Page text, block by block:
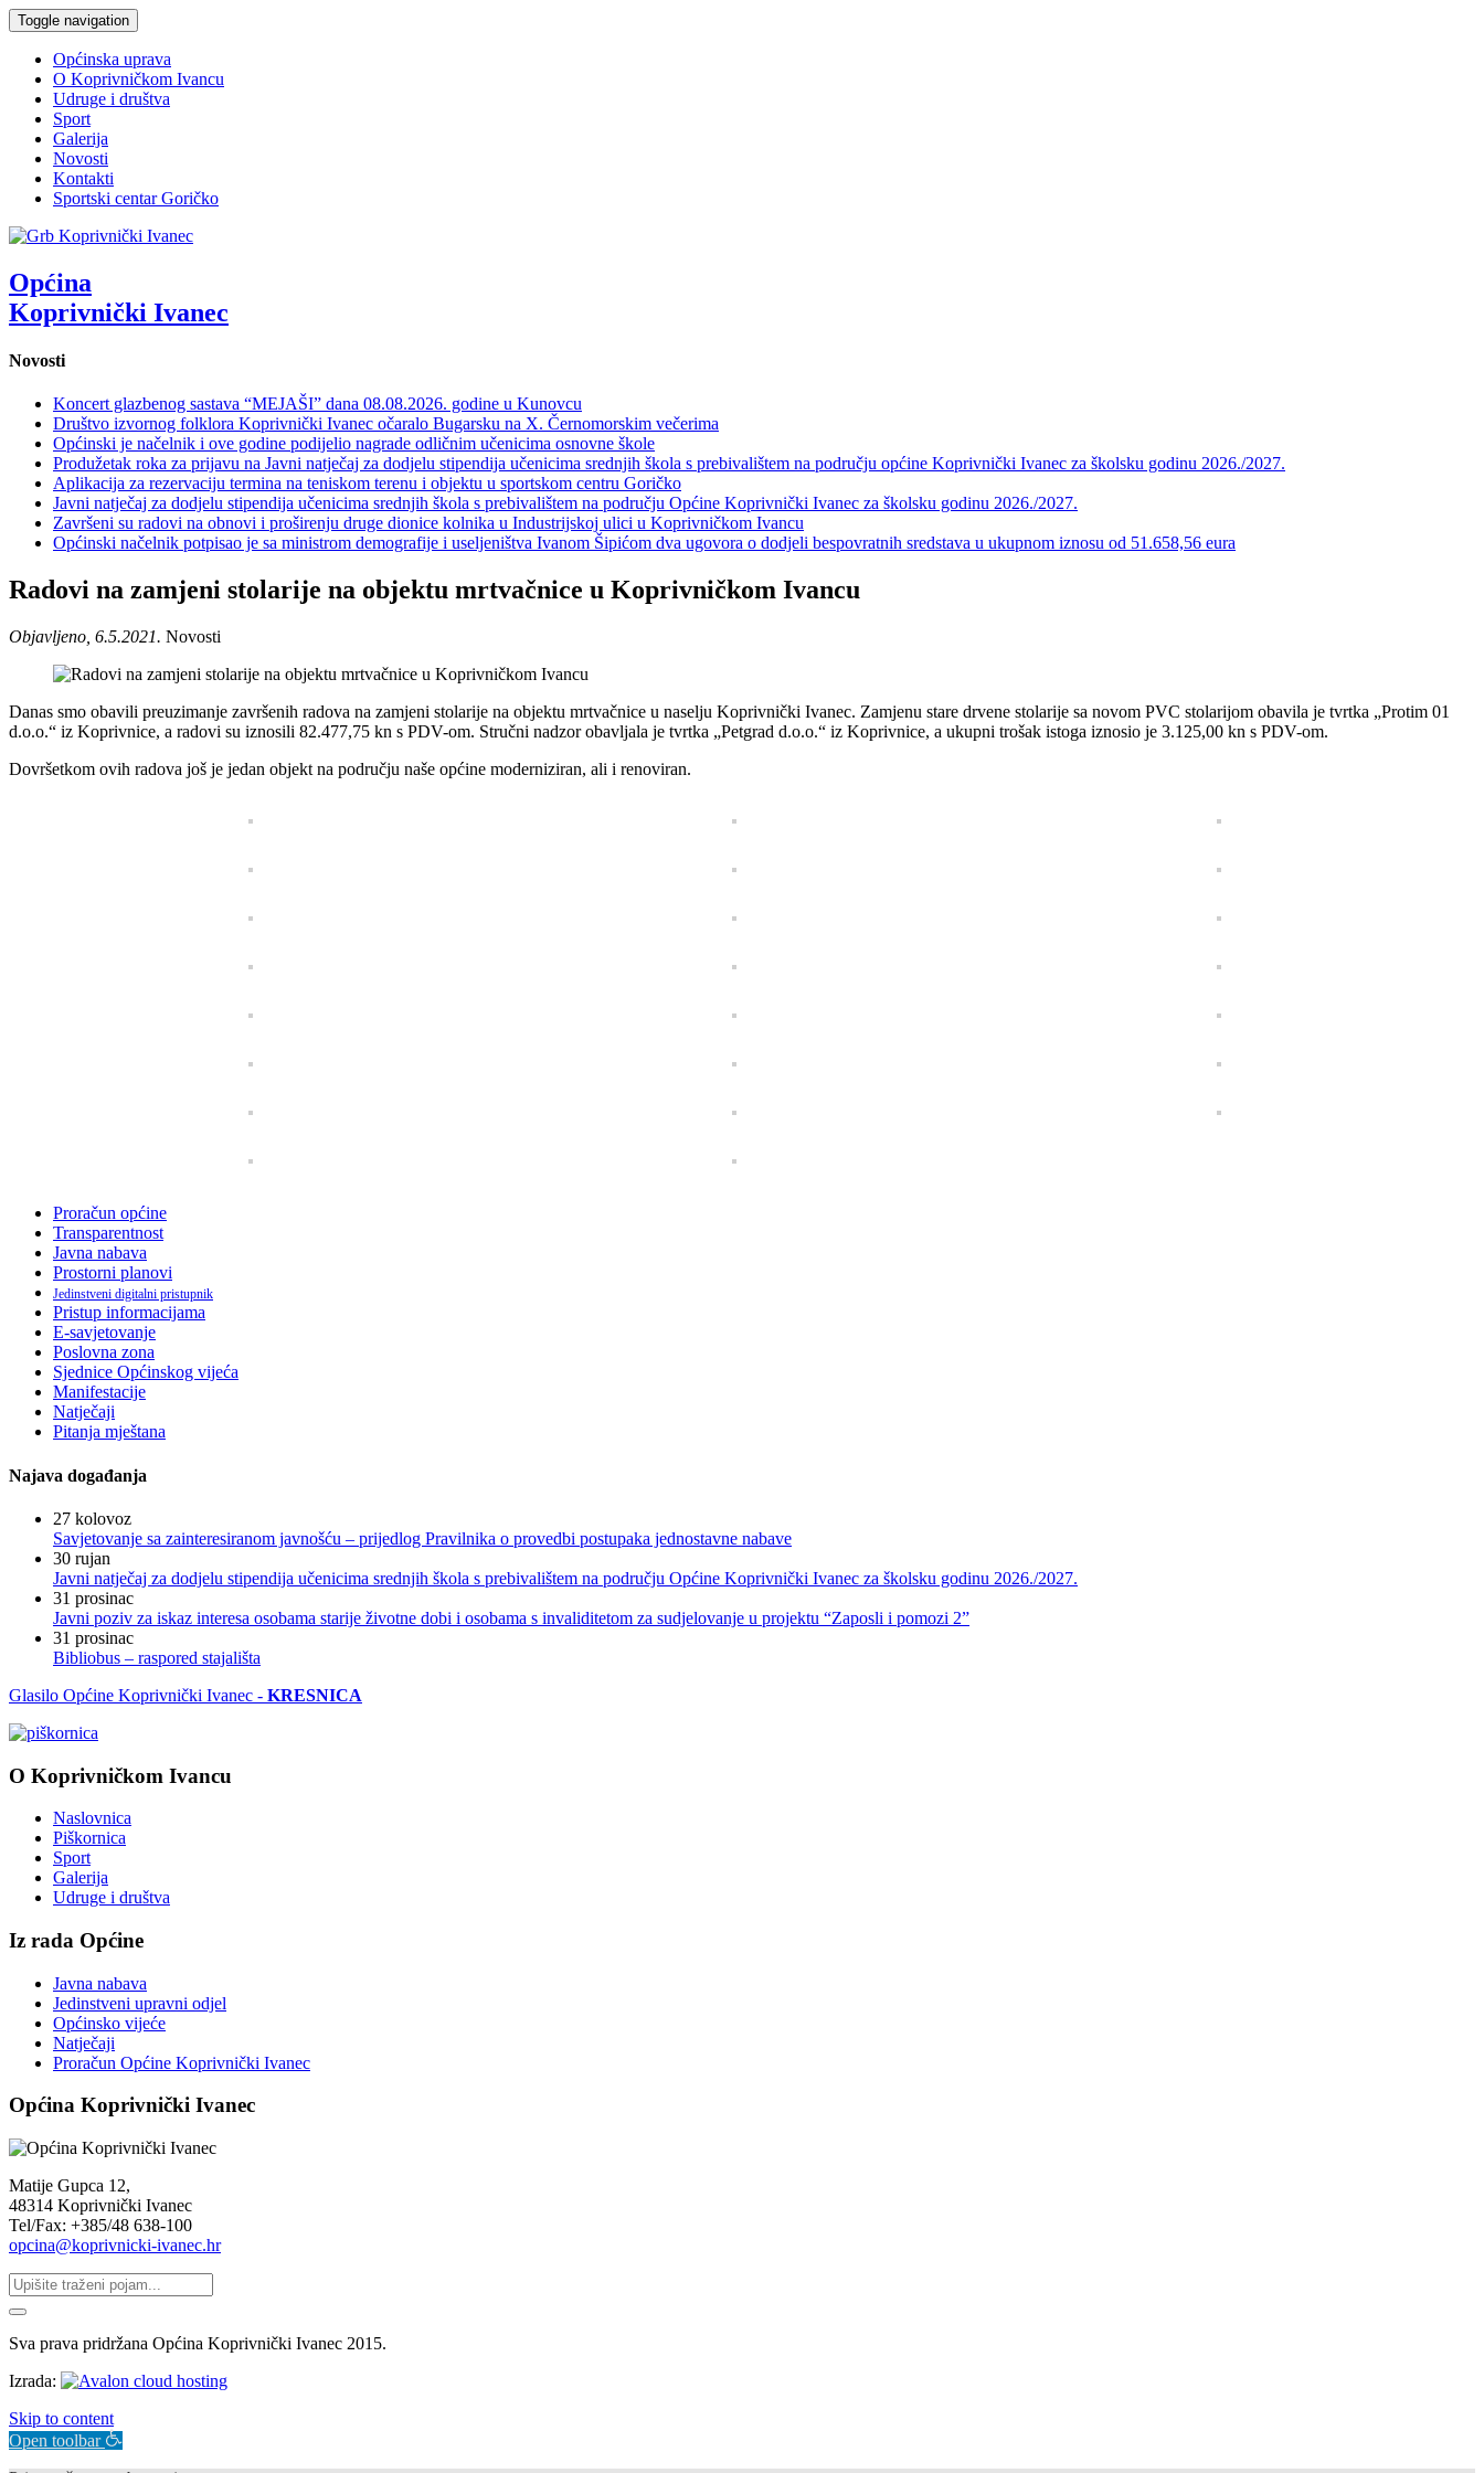
Toggle navigation
Općinska uprava
O Koprivničkom Ivancu
Udruge i društva
Sport
Galerija
Novosti
Kontakti
Sportski centar Goričko
Općina
Koprivnički Ivanec
Novosti
Koncert glazbenog sastava “MEJAŠI” dana 08.08.2026. godine u Kunovcu
Društvo izvornog folklora Koprivnički Ivanec očaralo Bugarsku na X. Černomorskim večerima
Općinski je načelnik i ove godine podijelio nagrade odličnim učenicima osnovne škole
Produžetak roka za prijavu na Javni natječaj za dodjelu stipendija učenicima srednjih škola s prebivalištem na području općine Koprivnički Ivanec za školsku godinu 2026./2027.
Aplikacija za rezervaciju termina na teniskom terenu i objektu u sportskom centru Goričko
Javni natječaj za dodjelu stipendija učenicima srednjih škola s prebivalištem na području Općine Koprivnički Ivanec za školsku godinu 2026./2027.
Završeni su radovi na obnovi i proširenju druge dionice kolnika u Industrijskoj ulici u Koprivničkom Ivancu
Općinski načelnik potpisao je sa ministrom demografije i useljeništva Ivanom Šipićom dva ugovora o dodjeli bespovratnih sredstava u ukupnom iznosu od 51.658,56 eura
Radovi na zamjeni stolarije na objektu mrtvačnice u Koprivničkom Ivancu
Objavljeno, 6.5.2021. Novosti
Danas smo obavili preuzimanje završenih radova na zamjeni stolarije na objektu mrtvačnice u naselju Koprivnički Ivanec. Zamjenu stare drvene stolarije sa novom PVC stolarijom obavila je tvrtka „Protim 01
d.o.o.“ iz Koprivnice, a radovi su iznosili 82.477,75 kn s PDV-om. Stručni nadzor obavljala je tvrtka „Petgrad d.o.o.“ iz Koprivnice, a ukupni trošak istoga iznosio je 3.125,00 kn s PDV-om.
Dovršetkom ovih radova još je jedan objekt na području naše općine moderniziran, ali i renoviran.
Proračun općine
Transparentnost
Javna nabava
Prostorni planovi
Jedinstveni digitalni pristupnik
Pristup informacijama
E-savjetovanje
Poslovna zona
Sjednice Općinskog vijeća
Manifestacije
Natječaji
Pitanja mještana
Najava događanja
27 kolovoz
Savjetovanje sa zainteresiranom javnošću – prijedlog Pravilnika o provedbi postupaka jednostavne nabave
30 rujan
Javni natječaj za dodjelu stipendija učenicima srednjih škola s prebivalištem na području Općine Koprivnički Ivanec za školsku godinu 2026./2027.
31 prosinac
Javni poziv za iskaz interesa osobama starije životne dobi i osobama s invaliditetom za sudjelovanje u projektu “Zaposli i pomozi 2”
31 prosinac
Bibliobus – raspored stajališta
Glasilo Općine Koprivnički Ivanec - KRESNICA
O Koprivničkom Ivancu
Naslovnica
Piškornica
Sport
Galerija
Udruge i društva
Iz rada Općine
Javna nabava
Jedinstveni upravni odjel
Općinsko vijeće
Natječaji
Proračun Općine Koprivnički Ivanec
Općina Koprivnički Ivanec
Matije Gupca 12,
48314 Koprivnički Ivanec
Tel/Fax: +385/48 638-100
opcina@koprivnicki-ivanec.hr
Sva prava pridržana Općina Koprivnički Ivanec 2015.
Izrada:
Skip to content
Open toolbar